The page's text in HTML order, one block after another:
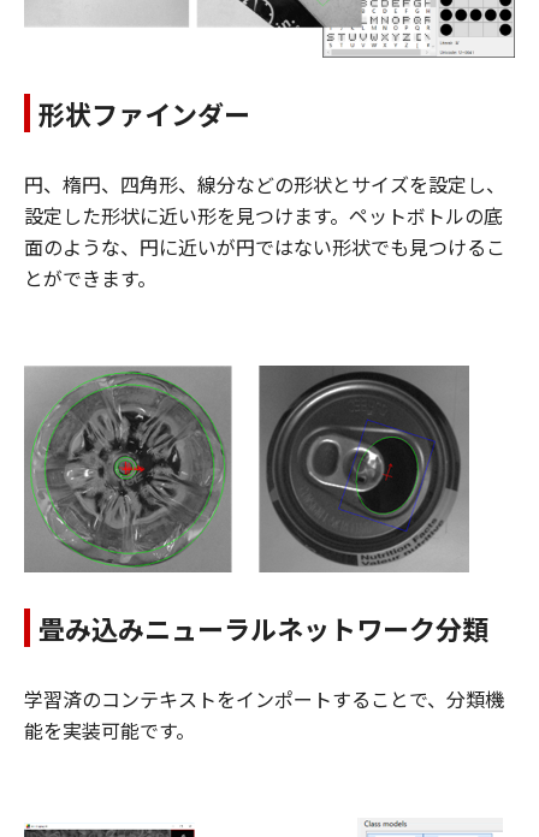
形状ファインダー
円、楕円、四角形、線分などの形状とサイズを設定し、
設定した形状に近い形を見つけます。ペットボトルの底
面のような、円に近いが円ではない形状でも見つけるこ
とができます。
畳み込みニューラルネットワーク分類
学習済のコンテキストをインポートすることで、分類機
能を実装可能です。